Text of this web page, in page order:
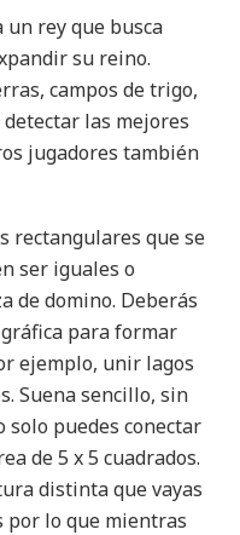
un rey que busca
su reino.
campos de trigo,
las mejores
jugadores también
rectangulares que se
ser iguales o
de domino. Deberás
para formar
ejemplo, unir lagos
Suena sencillo, sin
puedes conectar
de 5 x 5 cuadrados.
distinta que vayas
lo que mientras